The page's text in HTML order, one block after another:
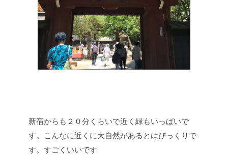
新宿からも２０分くらいで近く緑もいっぱいで
す。こんなに近くに大自然があるとはびっくりで
す。すごくいいです